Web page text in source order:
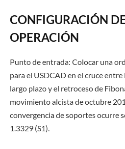
CONFIGURACIÓN
OPERACIÓN
Punto de entrada: Colocar una
para el USDCAD en el cruce
largo plazo y el retroceso de
movimiento alcista de octubre
convergencia de soportes ocurre
1.3329 (S1).